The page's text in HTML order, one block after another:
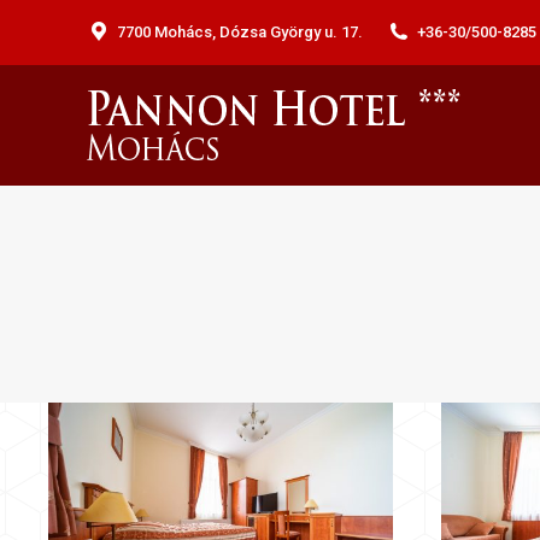
7700 Mohács, Dózsa György u. 17. +36-30/500-